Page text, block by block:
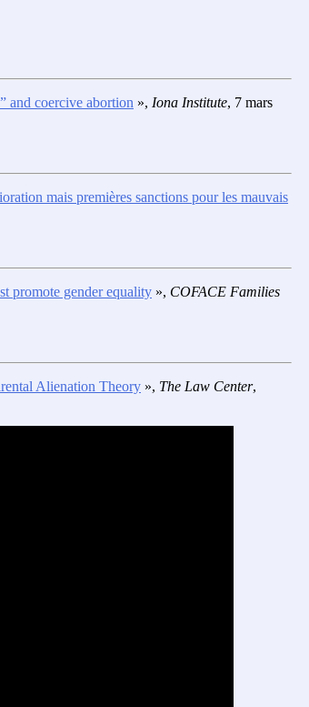
and coercive abortion », Iona Institute, 7 mars
mais premières sanctions pour les mauvais
promote gender equality », COFACE Families
Alienation Theory », The Law Center,